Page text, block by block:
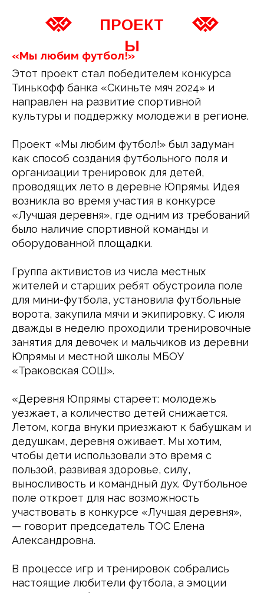
ПРОЕКТ
Ы
«Мы любим футбол!»
Этот проект стал победителем конкурса
Тинькофф банка «Скиньте мяч 2024» и
направлен на развитие спортивной
культуры и поддержку молодежи в регионе.
Проект «Мы любим футбол!» был задуман
как способ создания футбольного поля и
организации тренировок для детей,
проводящих лето в деревне Юпрямы. Идея
возникла во время участия в конкурсе
«Лучшая деревня», где одним из требований
было наличие спортивной команды и
оборудованной площадки.
Группа активистов из числа местных
жителей и старших ребят обустроила поле
для мини-футбола, установила футбольные
ворота, закупила мячи и экипировку. С июля
дважды в неделю проходили тренировочные
занятия для девочек и мальчиков из деревни
Юпрямы и местной школы МБОУ
«Траковская СОШ».
«Деревня Юпрямы стареет: молодежь
уезжает, а количество детей снижается.
Летом, когда внуки приезжают к бабушкам и
дедушкам, деревня оживает. Мы хотим,
чтобы дети использовали это время с
пользой, развивая здоровье, силу,
выносливость и командный дух. Футбольное
поле откроет для нас возможность
участвовать в конкурсе «Лучшая деревня»,
— говорит председатель ТОС Елена
Александровна.
В процессе игр и тренировок собрались
настоящие любители футбола, а эмоции